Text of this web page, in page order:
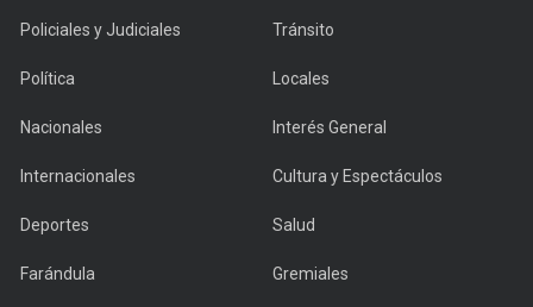
Policiales y Judiciales Tránsito
Política Locales
Nacionales Interés General
Internacionales Cultura y Espectáculos
Deportes Salud
Farándula Gremiales